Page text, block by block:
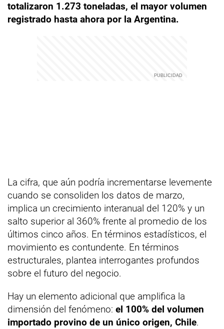
totalizaron 1.273 toneladas, el mayor volumen
registrado hasta ahora por la Argentina.
La cifra, que aún podría incrementarse levemente
cuando se consoliden los datos de marzo,
implica un crecimiento interanual del 120% y un
salto superior al 360% frente al promedio de los
últimos cinco años. En términos estadísticos, el
movimiento es contundente. En términos
estructurales, plantea interrogantes profundos
sobre el futuro del negocio.
Hay un elemento adicional que amplifica la
dimensión del fenómeno: el 100% del volumen
importado provino de un único origen, Chile.